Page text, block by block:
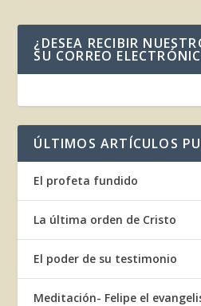
¿DESEA RECIBIR
SU CORREO
ÚLTIMOS ARTÍCULOS
El profeta fundido
La última orden de Cristo
El poder de su testimonio
Meditación- Felipe el